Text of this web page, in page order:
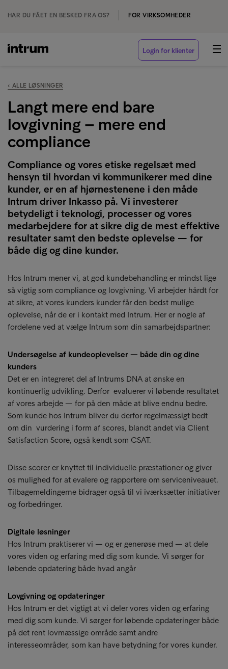
HAR DU FÅET EN BESKED FRA OS? FOR VIRKSOMHEDER
Login for klienter
‹ ALLE LØSNINGER
Langt mere end bare
lovgivning – mere end
compliance
Compliance og vores etiske regelsæt med
hensyn til hvordan vi kommunikerer med dine
kunder, er en af hjørnestenene i den måde
Intrum driver Inkasso på. Vi investerer
betydeligt i teknologi, processer og vores
medarbejdere for at sikre dig de mest effektive
resultater samt den bedste oplevelse — for
både dig og dine kunder.
Hos Intrum mener vi, at god kundebehandling er mindst lige
så vigtig som compliance og lovgivning. Vi arbejder hårdt for
at sikre, at vores kunders kunder får den bedst mulige
oplevelse, når de er i kontakt med Intrum. Her er nogle af
fordelene ved at vælge Intrum som din samarbejdspartner:
Undersøgelse af kundeoplevelser — både din og dine
kunders
Det er en integreret del af Intrums DNA at ønske en
kontinuerlig udvikling. Derfor evaluerer vi løbende resultatet
af vores arbejde — for på den måde at blive endnu bedre.
Som kunde hos Intrum bliver du derfor regelmæssigt bedt
om din vurdering i form af scores, blandt andet via Client
Satisfaction Score, også kendt som CSAT.
Disse scorer er knyttet til individuelle præstationer og giver
os mulighed for at evalere og rapportere om serviceniveauet.
Tilbagemeldingerne bidrager også til vi iværksætter initiativer
og forbedringer.
Digitale løsninger
Hos Intrum praktiserer vi — og er generøse med — at dele
vores viden og erfaring med dig som kunde. Vi sørger for
løbende opdatering både hvad angår
Lovgivning og opdateringer
Hos Intrum er det vigtigt at vi deler vores viden og erfaring
med dig som kunde. Vi sørger for løbende opdateringer både
på det rent lovmæssige område samt andre
interesseområder, som kan have betydning for vores kunder.